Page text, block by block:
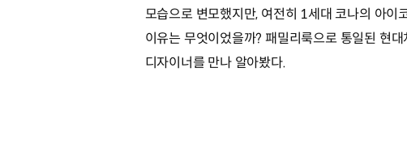
모습으로 변모했지만, 여전히 1세대 코나의 아이
이유는 무엇이었을까? 패밀리룩으로 통일된 현
디자이너를 만나 알아봤다.